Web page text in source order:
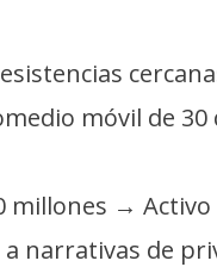
móvil de
millones →
narrativas de